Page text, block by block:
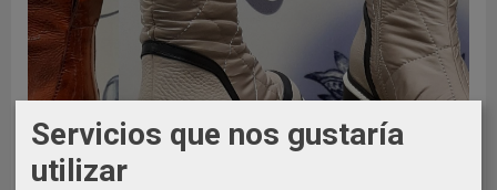
Servicios que nos gustaría
utilizar